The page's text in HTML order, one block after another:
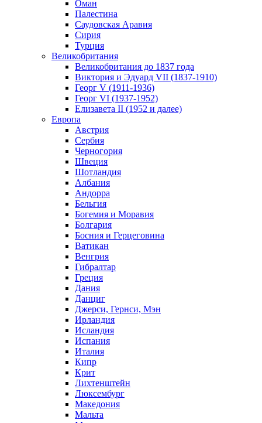
Оман
Палестина
Саудовская Аравия
Сирия
Турция
Великобритания
Великобритания до 1837 года
Виктория и Эдуард VII (1837-1910)
Георг V (1911-1936)
Георг VI (1937-1952)
Елизавета II (1952 и далее)
Европа
Австрия
Сербия
Черногория
Швеция
Шотландия
Албания
Андорра
Бельгия
Богемия и Моравия
Болгария
Босния и Герцеговина
Ватикан
Венгрия
Гибралтар
Греция
Дания
Данциг
Джерси, Гернси, Мэн
Ирландия
Исландия
Испания
Италия
Кипр
Крит
Лихтенштейн
Люксембург
Македония
Мальта